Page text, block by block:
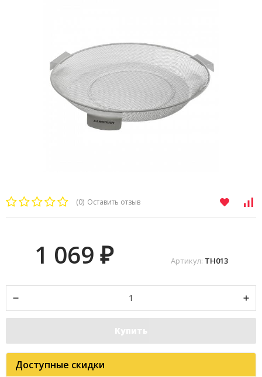
(0) Оставить отзыв
Артикул: TH013
1 069 ₽
Купить
Доступные скидки